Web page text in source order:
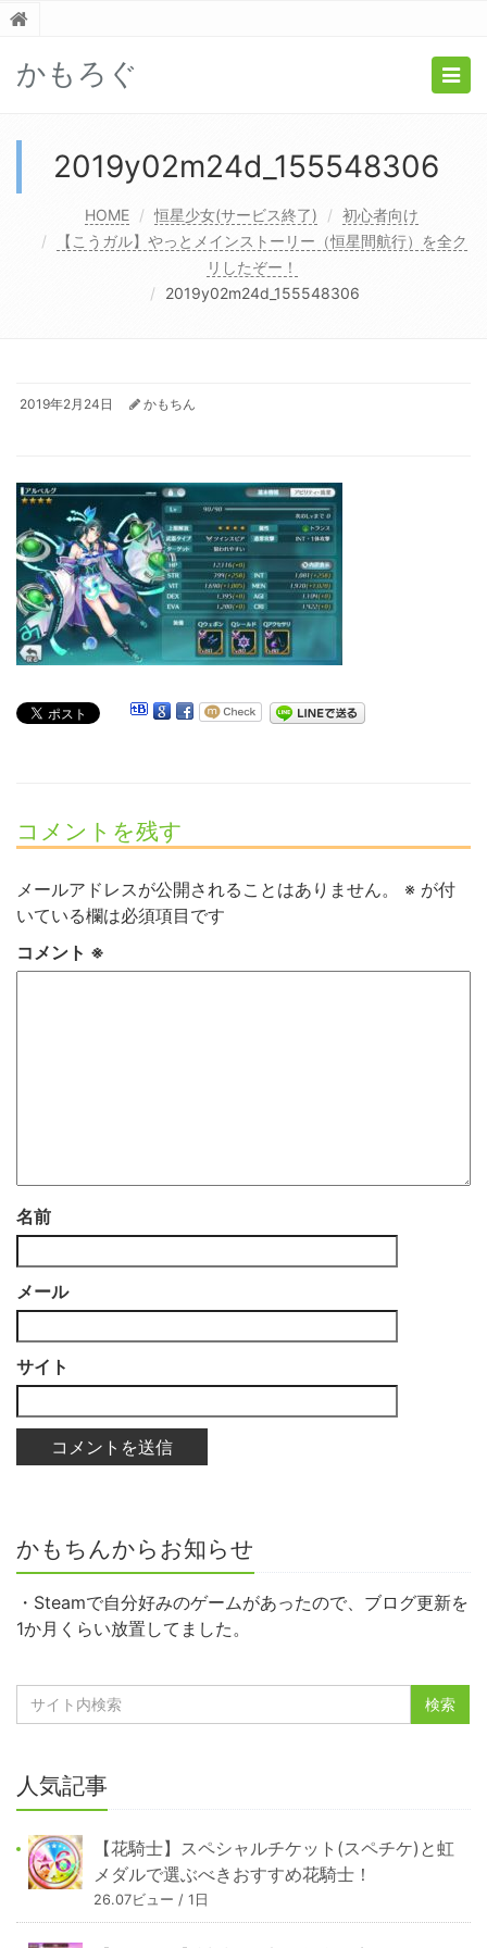
かもろぐ
2019y02m24d_155548306
HOME 恒星少女(サービス終了)
初心者向け
【こうガル】やっとメインストーリー（恒星間航行）を全ク
リしたぞー！
2019y02m24d_155548306
2019年2月24日 かもちん
コメントを残す
メールアドレスが公開されることはありません。 ※ が付
いている欄は必須項目です
コメント ※
名前
メール
サイト
かもちんからお知らせ
・Steamで自分好みのゲームがあったので、ブログ更新を
1か月くらい放置してました。
人気記事
【花騎士】スペシャルチケット(スペチケ)と虹
メダルで選ぶべきおすすめ花騎士！
26.07ビュー / 1日